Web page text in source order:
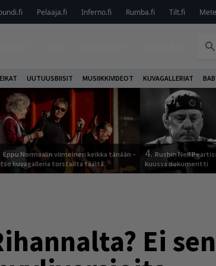
Pelaaja.fi Inferno.fi Rumba.fi Tilt.fi
UUTUUSBIISIT MUSIIKKIVIDEOT KUVAGALLERIAT
Eppu Normaalin viimeinen keikka tänään –
kuvagalleria torstailta täältä
4. Rushin Neil
kuussa dokumentti
Ei